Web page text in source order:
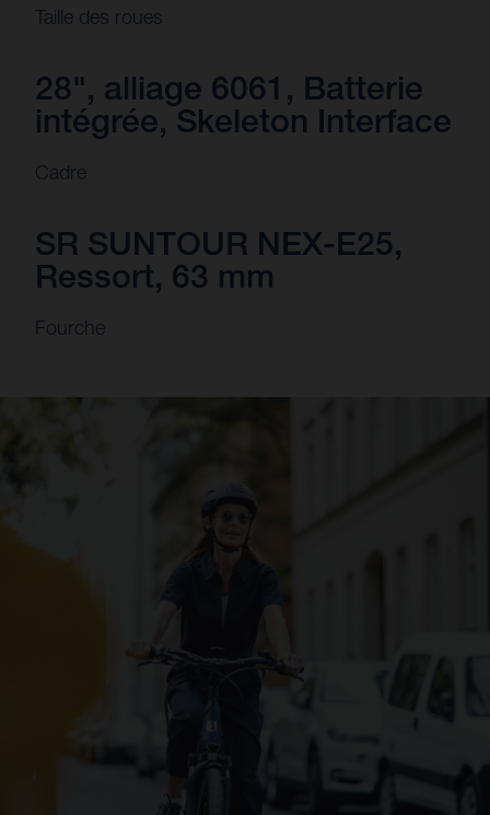
Taille des roues
28", alliage 6061, Batterie
intégrée, Skeleton Interface
Cadre
SR SUNTOUR NEX-E25,
Ressort, 63 mm
Fourche